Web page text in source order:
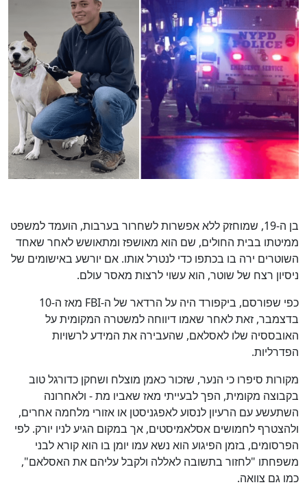
בן ה-19, שמוחזק ללא אפשרות לשחרור בערבות, הועמד למשפט
ממיטתו בבית החולים, שם הוא מאושפז ומתאושש לאחר שאחד
השוטרים ירה בו בכתפו כדי לנטרל אותו. אם יורשע באישומים של
ניסיון רצח של שוטר, הוא עשוי לרצות מאסר עולם.
כפי שפורסם, ביקפורד היה על הרדאר של ה-FBI מאז ה-10
בדצמבר, זאת לאחר שאמו דיווחה למשטרה המקומית על
האובססיה שלו לאסלאם, שהעבירה את המידע לרשויות
הפדרליות.
מקורות סיפרו כי הנער, שזכור כאמן מוצלח ושחקן כדורגל טוב
בקבוצה מקומית, הפך לבעייתי מאז שאביו מת - ולאחרונה
השתעשע עם הרעיון לנסוע לאפגניסטן או אזורי מלחמה אחרים,
ולהצטרף לחמושים אסלאמיסטים, אך במקום הגיע לניו יורק. לפי
הפרסומים, בזמן הפיגוע הוא נשא עמו יומן בו הוא קורא לבני
משפחתו "לחזור בתשובה לאללה ולקבל עליהם את האסלאם",
כמו גם צוואה.
100 % כן